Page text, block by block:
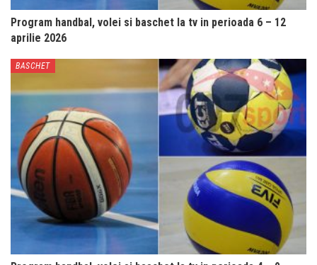
Program handbal, volei si baschet la tv in perioada 6 – 12
aprilie 2026
BASCHET